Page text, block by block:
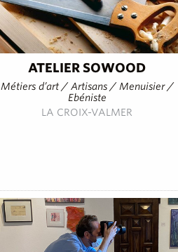
ATELIER SOWOOD
Métiers d’art / Artisans / Menuisier /
Ebéniste
LA CROIX-VALMER